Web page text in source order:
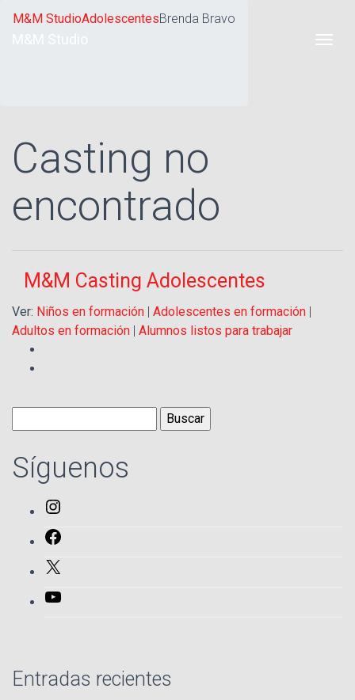
M&M StudioAdolescentesBrenda Bravo
Casting no
encontrado
M&M Casting Adolescentes
Ver: Niños en formación | Adolescentes en formación |
Adultos en formación | Alumnos listos para trabajar
Buscar:
Síguenos
Entradas recientes